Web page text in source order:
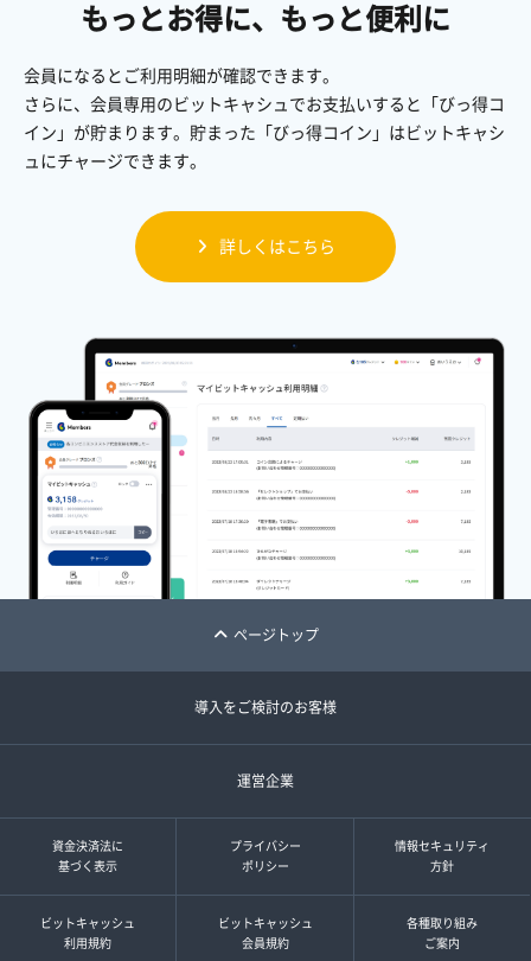
もっとお得に、もっと便利に
会員になるとご利用明細が確認できます。
さらに、会員専用のビットキャシュでお支払いすると「びっ得コ
イン」が貯まります。貯まった「びっ得コイン」はビットキャシ
ュにチャージできます。
詳しくはこちら
ページトップ
導入をご検討のお客様
運営企業
資金決済法に
基づく表示
プライバシー
ポリシー
情報セキュリティ
方針
ビットキャッシュ
利用規約
ビットキャッシュ
会員規約
各種取り組み
ご案内